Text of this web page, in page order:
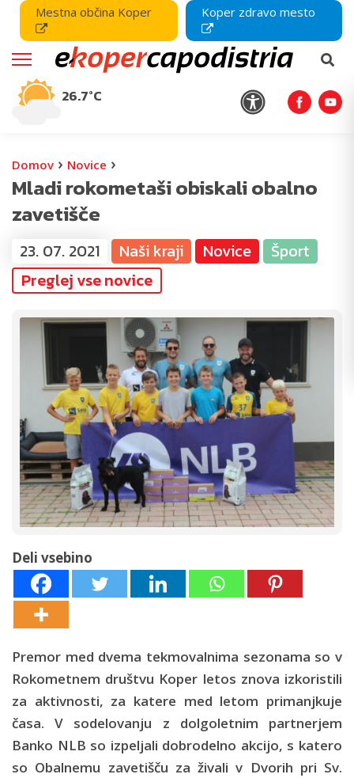
Mestna občina Koper Koper zdravo mesto
26.7°C
Domov › Novice ›
Mladi rokometaši obiskali obalno
zavetišče
23. 07. 2021 Naši kraji Novice
Šport
Preglej vse novice
Deli vsebino
Premor med dvema tekmovalnima sezonama so v
Rokometnem društvu Koper letos znova izkoristili
za aktivnosti, za katere med letom primanjkuje
časa. V sodelovanju z dolgoletnim partnerjem
Banko NLB so izpeljali dobrodelno akcijo, s katero
so Obalnemu zavetišču za živali v Dvorih pri Sv.